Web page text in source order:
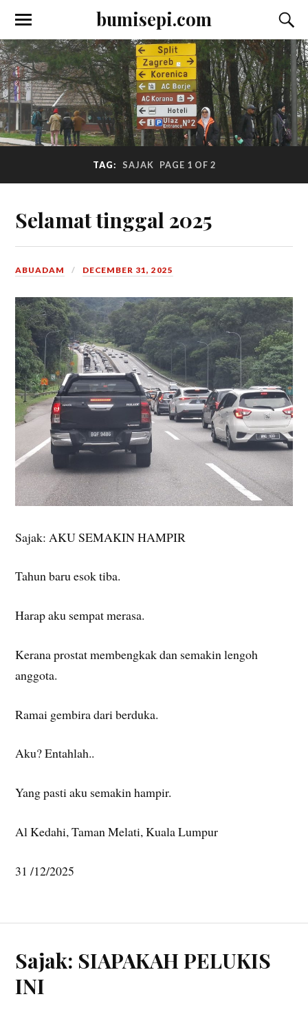
bumisepi.com
TAG: SAJAK PAGE 1 OF 2
Selamat tinggal 2025
ABUADAM DECEMBER 31, 2025
Sajak: AKU SEMAKIN HAMPIR
Tahun baru esok tiba.
Harap aku sempat merasa.
Kerana prostat membengkak dan semakin lengoh
anggota.
Ramai gembira dari berduka.
Aku? Entahlah..
Yang pasti aku semakin hampir.
Al Kedahi, Taman Melati, Kuala Lumpur
31 /12/2025
Sajak: SIAPAKAH PELUKIS
INI